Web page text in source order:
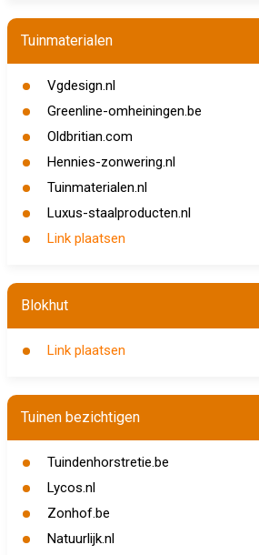
Tuinmaterialen
Vgdesign.nl
Greenline-omheiningen.be
Oldbritian.com
Hennies-zonwering.nl
Tuinmaterialen.nl
Luxus-staalproducten.nl
Link plaatsen
Blokhut
Link plaatsen
Tuinen bezichtigen
Tuindenhorstretie.be
Lycos.nl
Zonhof.be
Natuurlijk.nl